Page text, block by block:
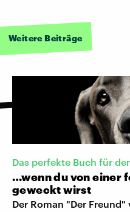
Weitere Beiträge
Das perfekte Buch für
…wenn du von einer
geweckt wirst
Der Roman "Der